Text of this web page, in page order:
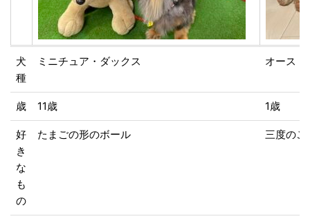
犬
種
ミニチュア・ダックス オースト
歳 11歳 1歳
好
き
な
も
の
たまごの形のボール 三度のご